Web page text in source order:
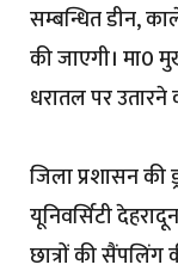
सम्बन्धित डीन,
की जाएगी। मा0
धरातल पर उतारने
जिला प्रशासन की
यूनिवर्सिटी
छात्रों की सैंपलिंग